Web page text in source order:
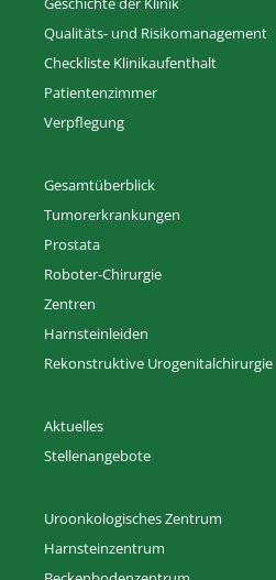
Qualitäts- und Risikomanagement
Checkliste Klinikaufenthalt
Patientenzimmer
Verpflegung
Gesamtüberblick
Tumorerkrankungen
Prostata
Roboter-Chirurgie
Zentren
Harnsteinleiden
Rekonstruktive Urogenitalchirurgie
Aktuelles
Stellenangebote
Uroonkologisches Zentrum
Harnsteinzentrum